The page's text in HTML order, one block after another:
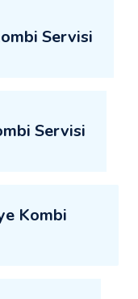
Servisi
Servisi
Kombi